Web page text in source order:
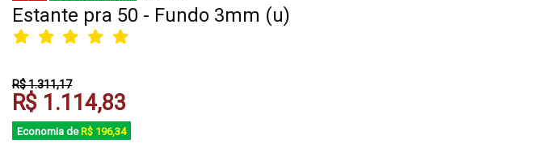
Estante pra 50 - Fundo 3mm (u)
R$ 1.311,17
R$ 1.114,83
Economia de R$ 196,34